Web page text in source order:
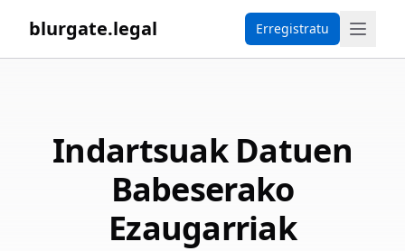
blurgate.legal Erregistratu
Indartsuak Datuen
Babeserako
Ezaugarriak